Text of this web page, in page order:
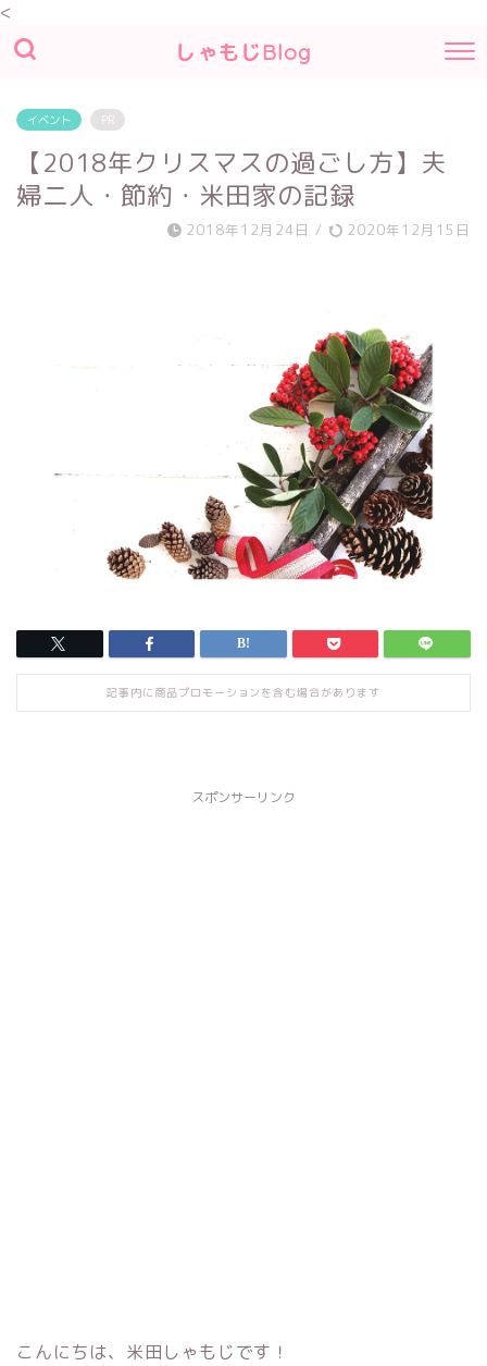
<
しゃもじBlog
イベント PR
【2018年クリスマスの過ごし方】夫
婦二人・節約・米田家の記録
2018年12月24日 / 2020年12月15日
記事内に商品プロモーションを含む場合があります
スポンサーリンク
こんにちは、米田しゃもじです！